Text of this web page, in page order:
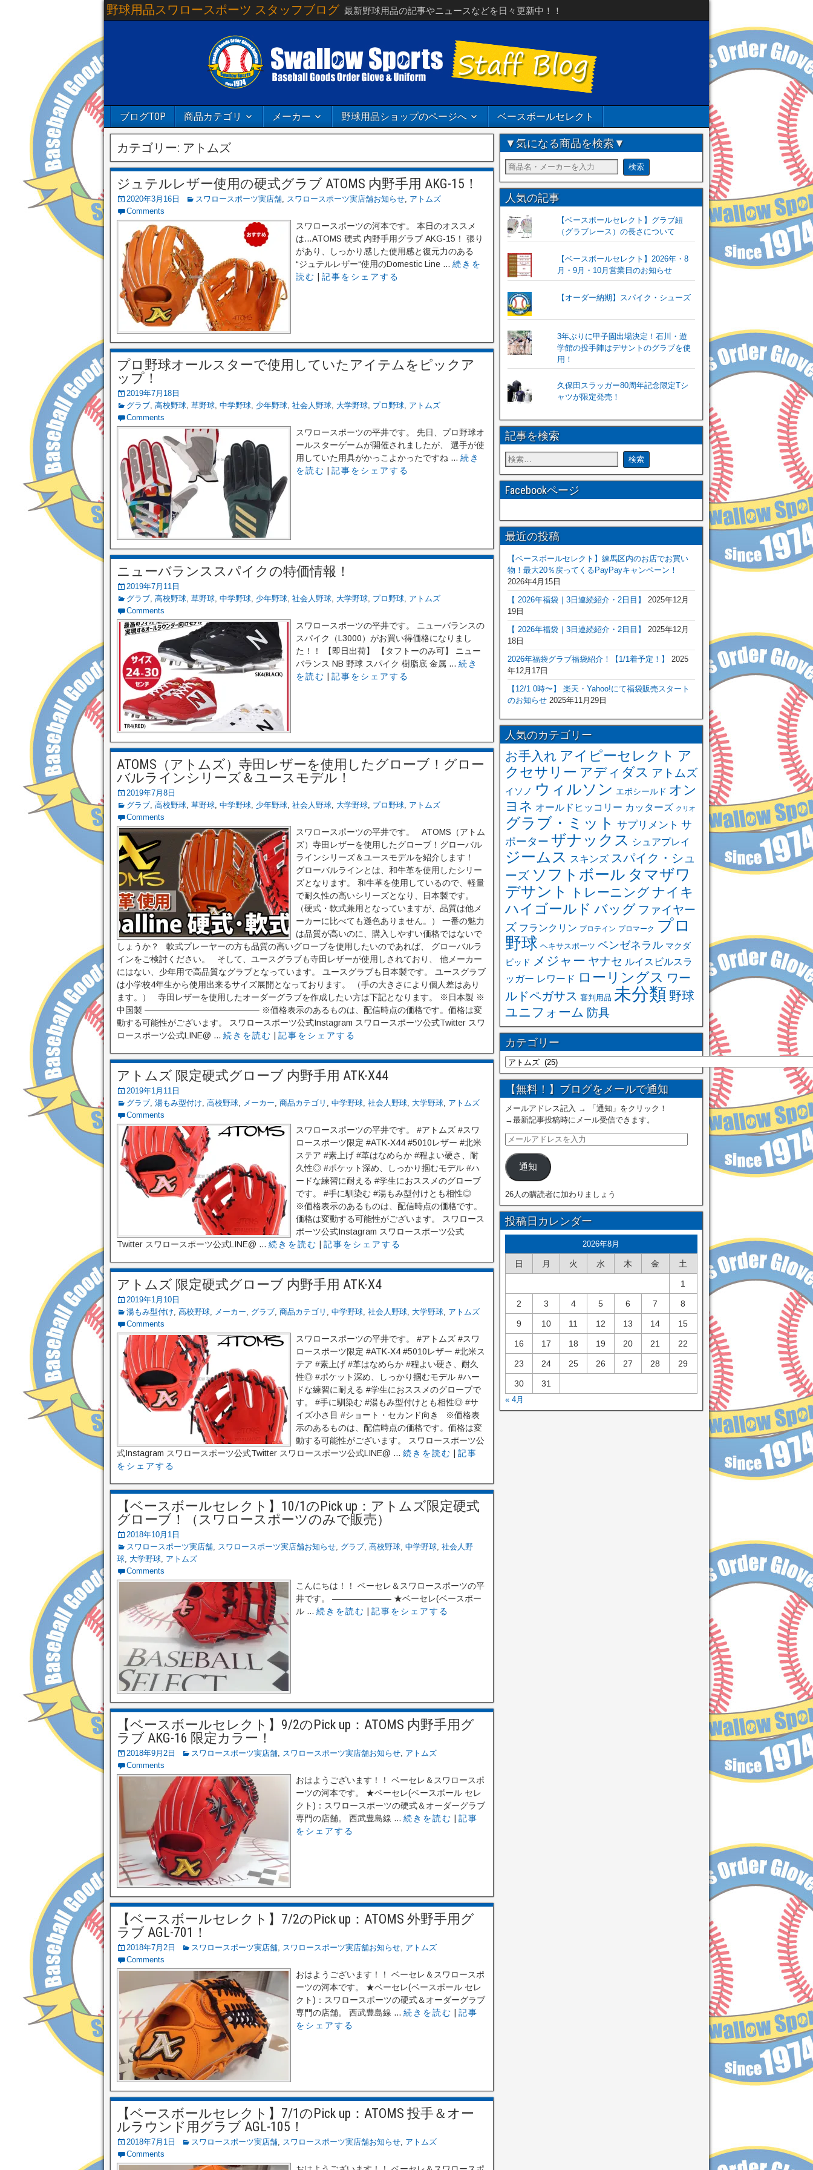
野球用品スワロースポーツ スタッフブログ 最新野球用品の記事やニュースなどを日々更新中！！
ブログTOP 商品カテゴリ メーカー 野球用品ショップのページへ ベースボールセレクト
カテゴリー: アトムズ
ジュテルレザー使用の硬式グラブ ATOMS 内野手用 AKG-15！
2020年3月16日 スワロースポーツ実店舗, スワロースポーツ実店舗お知らせ, アトムズ
Comments
スワロースポーツの河本です。 本日のオススメ
は…ATOMS 硬式 内野手用グラブ AKG-15！ 張り
があり、しっかり感した使用感と復元力のある
“ジュテルレザー“使用のDomestic Line ... 続きを
読む
記事をシェアする
プロ野球オールスターで使用していたアイテムをピックア
ップ！
2019年7月18日
グラブ, 高校野球, 草野球, 中学野球, 少年野球, 社会人野球, 大学野球, プロ野球, アトムズ
Comments
スワロースポーツの平井です。 先日、プロ野球オ
ールスターゲームが開催されましたが、 選手が使
用していた用具がかっこよかったですね ... 続き
を読む
記事をシェアする
ニューバランススパイクの特価情報！
2019年7月11日
グラブ, 高校野球, 草野球, 中学野球, 少年野球, 社会人野球, 大学野球, プロ野球, アトムズ
Comments
スワロースポーツの平井です。 ニューバランスの
スパイク（L3000）がお買い得価格になりまし
た！！ 【即日出荷】 【タフトーのみ可】 ニュー
バランス NB 野球 スパイク 樹脂底 金属 ... 続き
を読む
記事をシェアする
ATOMS（アトムズ）寺田レザーを使用したグローブ！グロー
バルラインシリーズ＆ユースモデル！
2019年7月8日
グラブ, 高校野球, 草野球, 中学野球, 少年野球, 社会人野球, 大学野球, プロ野球, アトムズ
Comments
スワロースポーツの平井です。 ATOMS（アトム
ズ）寺田レザーを使用したグローブ！グローバル
ラインシリーズ＆ユースモデルを紹介します！
グローバルラインとは、和牛革を使用したシリー
ズとなります。 和牛革を使用しているので、軽量
で耐久性の高いシリーズとなり、日本製です。
（硬式・軟式兼用となっていますが、品質は他メ
ーカーに比べても遜色ありません。） 一番の魅力
は品質が高いのに、購入しやすい価格ではないで
しょうか？ 軟式プレーヤーの方も品質の高いグローブを使用したいのであれば、 グローバルラ
インをご検討ください。 そして、ユースグラブも寺田レザーが使用しされており、 他メーカー
にはない、少年用で高品質なグラブとなっています。 ユースグラブも日本製です。 ユースグラブ
は小学校4年生から使用出来るサイズ展開となっております。 （手の大きさにより個人差はあり
ます。） 寺田レザーを使用したオーダーグラブを作成したい方は下記となります。 ※日本製 ※
中国製 —————————————– ※価格表示のあるものは、配信時点の価格です。価格は変
動する可能性がございます。 スワロースポーツ公式Instagram スワロースポーツ公式Twitter スワ
ロースポーツ公式LINE@ ... 続きを読む 記事をシェアする
アトムズ 限定硬式グローブ 内野手用 ATK-X44
2019年1月11日
グラブ, 湯もみ型付け, 高校野球, メーカー, 商品カテゴリ , 中学野球, 社会人野球, 大学野球, アトムズ
Comments
スワロースポーツの平井です。 #アトムズ #スワ
ロースポーツ限定 #ATK-X44 #5010レザー #北米
ステア #素上げ #革はなめらか #程よい硬さ、耐
久性◎ #ポケット深め、しっかり掴むモデル #ハ
ードな練習に耐える #学生におススメのグローブ
です。 #手に馴染む #湯もみ型付けとも相性◎
※価格表示のあるものは、配信時点の価格です。
価格は変動する可能性がございます。 スワロース
ポーツ公式Instagram スワロースポーツ公式
Twitter スワロースポーツ公式LINE@ ... 続きを読む 記事をシェアする
アトムズ 限定硬式グローブ 内野手用 ATK-X4
2019年1月10日
湯もみ型付け, 高校野球, メーカー, グラブ, 商品カテゴリ , 中学野球, 社会人野球, 大学野球, アトムズ
Comments
スワロースポーツの平井です。 #アトムズ #スワ
ロースポーツ限定 #ATK-X4 #5010レザー #北米ス
テア #素上げ #革はなめらか #程よい硬さ、耐久
性◎ #ポケット深め、しっかり掴むモデル #ハー
ドな練習に耐える #学生におススメのグローブで
す。 #手に馴染む #湯もみ型付けとも相性◎ #サ
イズ小さ目 #ショート・セカンド向き ※価格表
示のあるものは、配信時点の価格です。価格は変
動する可能性がございます。 スワロースポーツ公
式Instagram スワロースポーツ公式Twitter スワロースポーツ公式LINE@ ... 続きを読む
記事
をシェアする
【ベースボールセレクト】10/1のPick up：アトムズ限定硬式
グローブ！（スワロースポーツのみで販売）
2018年10月1日
スワロースポーツ実店舗, スワロースポーツ実店舗お知らせ, グラブ, 高校野球, 中学野球, 社会人野
球, 大学野球, アトムズ
Comments
こんにちは！！ ベーセレ＆スワロースポーツの平
井です。 ——————— ★ベーセレ(ベースボー
ル ... 続きを読む 記事をシェアする
【ベースボールセレクト】9/2のPick up：ATOMS 内野手用グ
ラブ AKG-16 限定カラー！
2018年9月2日 スワロースポーツ実店舗, スワロースポーツ実店舗お知らせ, アトムズ
Comments
おはようございます！！ ベーセレ＆スワロースポ
ーツの河本です。 ★ベーセレ(ベースボール セレ
クト)：スワロースポーツの硬式＆オーダーグラブ
専門の店舗。 西武豊島線 ... 続きを読む
記事
をシェアする
【ベースボールセレクト】7/2のPick up：ATOMS 外野手用グ
ラブ AGL-701！
2018年7月2日 スワロースポーツ実店舗, スワロースポーツ実店舗お知らせ, アトムズ
Comments
おはようございます！！ ベーセレ＆スワロースポ
ーツの河本です。 ★ベーセレ(ベースボール セレ
クト)：スワロースポーツの硬式＆オーダーグラブ
専門の店舗。 西武豊島線 ... 続きを読む
記事
をシェアする
【ベースボールセレクト】7/1のPick up：ATOMS 投手＆オー
ルラウンド用グラブ AGL-105！
2018年7月1日 スワロースポーツ実店舗, スワロースポーツ実店舗お知らせ, アトムズ
Comments
▼気になる商品を検索▼
人気の記事
【ベースボールセレクト】グラブ紐
（グラブレース）の長さについて
【ベースボールセレクト】2026年・8
月・9月・10月営業日のお知らせ
【オーダー納期】スパイク・シューズ
3年ぶりに甲子園出場決定！石川・遊
学館の投手陣はデサントのグラブを使
用！
久保田スラッガー80周年記念限定Tシ
ャツが限定発売！
記事を検索
Facebookページ
最近の投稿
【ベースボールセレクト】練馬区内のお店でお買い
物！最大20％戻ってくるPayPayキャンペーン！
2026年4月15日
【 2026年福袋｜3日連続紹介・2日目】
2025年12月
19日
【 2026年福袋｜3日連続紹介・2日目】
2025年12月
18日
2026年福袋グラブ福袋紹介！【1/1着予定！】
2025
年12月17日
【12/1 0時〜】 楽天・Yahoo!にて福袋販売スタート
のお知らせ 2025年11月29日
人気のカテゴリー
お手入れ アイピーセレクト ア
クセサリー アディダス アトムズ
イソノ ウィルソン エボシールド オン
ヨネ オールドヒッコリー カッターズ クリオ
グラブ・ミット サプリメント サ
ポーター ザナックス シュアプレイ
ジームス スキンズ スパイク・シュ
ーズ ソフトボール タマザワ
デサント
トレーニングナイキ
ハイゴールド バッグ ファイヤー
ズ フランクリン プロテイン プロマーク プロ
野球 ヘキサスポーツ ベンゼネラル マクダ
ビッド
メジャー ヤナセ ルイスビルスラ
ッガー レワード ローリングス ワー
ルドペガサス 審判用品 未分類 野球
ユニフォーム 防具
カテゴリー
【無料！】ブログをメールで通知
メールアドレス記入 → 「通知」をクリック！
→最新記事投稿時にメール受信できます。
通知
26人の購読者に加わりましょう
投稿日カレンダー
2026年8月
日 月 火 水 木 金 土
1
2 3 4 5 6 7 8
9 10 11 12 13 14 15
16 17 18 19 20 21 22
23 24 25 26 27 28 29
30 31
« 4月